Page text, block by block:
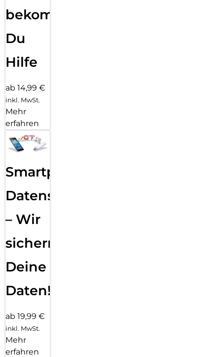
bekommst
Du
Hilfe
ab 14,99 €
inkl. MwSt.
Mehr
erfahren
Smartphone
Datensicherung
– Wir
sichern
Deine
Daten!
ab 19,99 €
inkl. MwSt.
Mehr
erfahren